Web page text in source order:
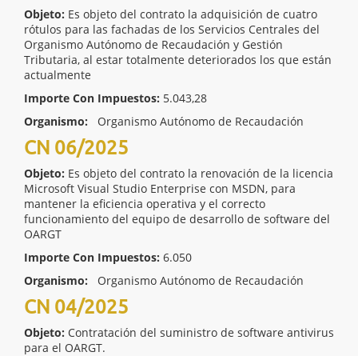
Objeto: Es objeto del contrato la adquisición de cuatro
rótulos para las fachadas de los Servicios Centrales del
Organismo Autónomo de Recaudación y Gestión
Tributaria, al estar totalmente deteriorados los que están
actualmente
Importe Con Impuestos: 5.043,28
Organismo:
Organismo Autónomo de Recaudación
CN 06/2025
Objeto: Es objeto del contrato la renovación de la licencia
Microsoft Visual Studio Enterprise con MSDN, para
mantener la eficiencia operativa y el correcto
funcionamiento del equipo de desarrollo de software del
OARGT
Importe Con Impuestos: 6.050
Organismo:
Organismo Autónomo de Recaudación
CN 04/2025
Objeto: Contratación del suministro de software antivirus
para el OARGT.